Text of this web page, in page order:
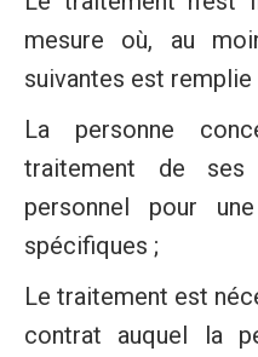
mesure où, au
suivantes est remplie
La personne
traitement de ses
personnel pour
spécifiques ;
Le traitement est
contrat auquel la